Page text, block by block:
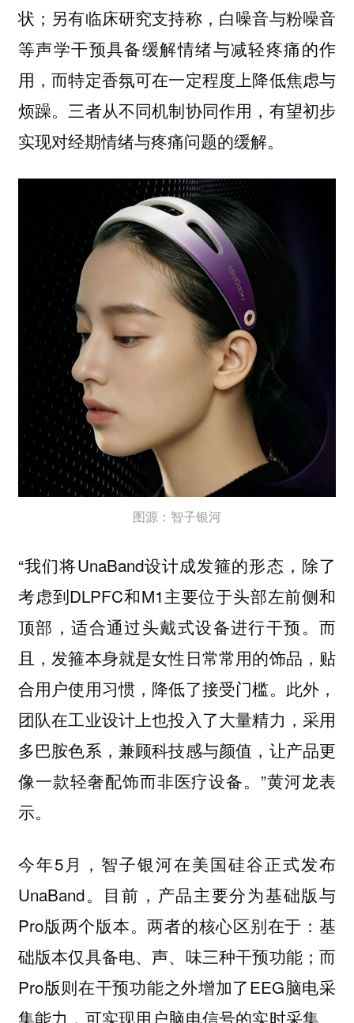
状；另有临床研究支持称，白噪音与粉噪音
等声学干预具备缓解情绪与减轻疼痛的作
用，而特定香氛可在一定程度上降低焦虑与
烦躁。三者从不同机制协同作用，有望初步
实现对经期情绪与疼痛问题的缓解。
图源：智子银河
“我们将UnaBand设计成发箍的形态，除了
考虑到DLPFC和M1主要位于头部左前侧和
顶部，适合通过头戴式设备进行干预。而
且，发箍本身就是女性日常常用的饰品，贴
合用户使用习惯，降低了接受门槛。此外，
团队在工业设计上也投入了大量精力，采用
多巴胺色系，兼顾科技感与颜值，让产品更
像一款轻奢配饰而非医疗设备。”黄河龙表
示。
今年5月，智子银河在美国硅谷正式发布
UnaBand。目前，产品主要分为基础版与
Pro版两个版本。两者的核心区别在于：基
础版本仅具备电、声、味三种干预功能；而
Pro版则在干预功能之外增加了EEG脑电采
集能力，可实现用户脑电信号的实时采集、